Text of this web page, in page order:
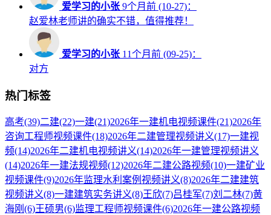
爱学习的小张 9个月前 (10-27)：
赵爱林老师讲的确实不错，值得推荐！
爱学习的小张 11个月前 (09-25)：
对方
热门标签
高考(39)二建(22)一建(21)2026年一建机电视频课件(21)2026年
咨询工程师视频课件(18)2026年二建管理视频讲义(17)一建视
频(14)2026年二建机电视频讲义(14)2026年一建管理视频讲义
(14)2026年一建法规视频(12)2026年二建公路视频(10)一建矿业
视频课件(9)2026年监理水利案例视频讲义(8)2026年二建建筑
视频讲义(8)一建建筑实务讲义(8)王欣(7)吕桂军(7)刘二林(7)黄
海刚 (6)王硕男(6)监理工程师视频课件(6)2026年一建公路视频